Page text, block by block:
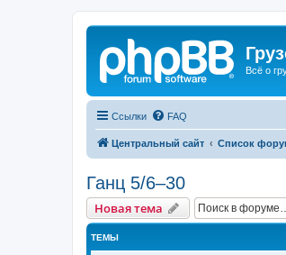
Всё о
Ссылки FAQ
Центральный сайт Список
Ганц 5/6–30
Новая тема
ТЕМЫ